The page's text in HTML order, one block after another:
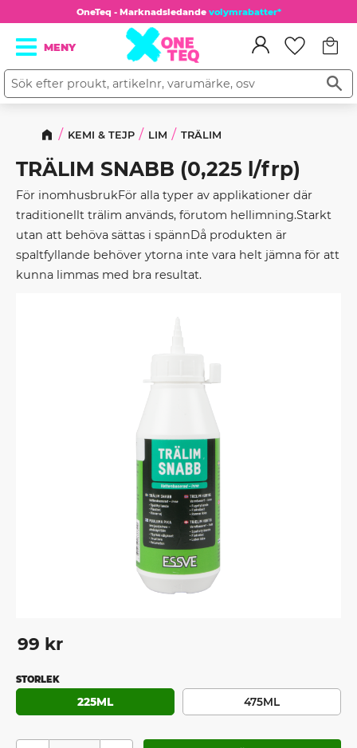
Meny
OneTeq - Marknadsledande volymrabatter*
KEMI & TEJP LIM TRÄLIM
TRÄLIM SNABB (0,225 l/frp)
För inomhusbrukFör alla typer av applikationer där
traditionellt trälim används, förutom hellimning.Starkt
utan att behöva sättas i spännDå produkten är
spaltfyllande behöver ytorna inte vara helt jämna för att
kunna limmas med bra resultat.
99 kr
STORLEK
225ML 475ML